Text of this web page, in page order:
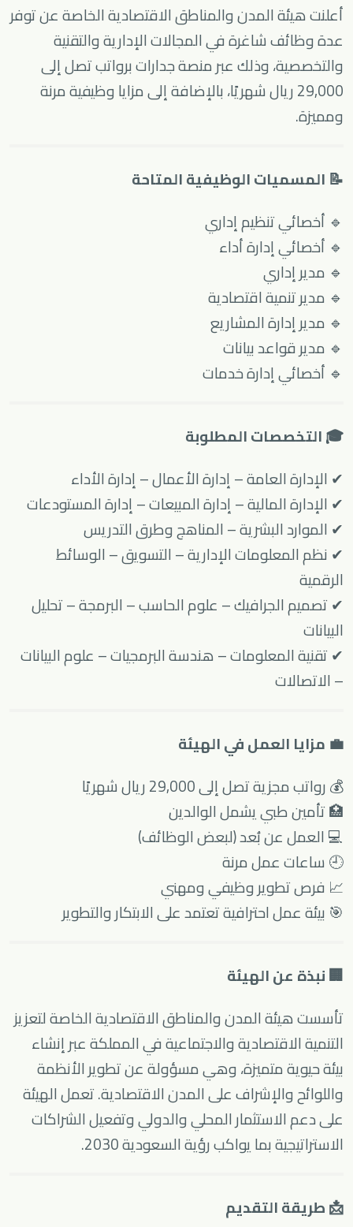
أعلنت هيئة المدن والمناطق الاقتصادية الخاصة عن توفر
عدة وظائف شاغرة في المجالات الإدارية والتقنية
والتخصصية، وذلك عبر منصة جدارات برواتب تصل إلى
29,000 ريال شهريًا، بالإضافة إلى مزايا وظيفية مرنة
ومميزة.
📝 المسميات الوظيفية المتاحة
🔹 أخصائي تنظيم إداري
🔹 أخصائي إدارة أداء
🔹 مدير إداري
🔹 مدير تنمية اقتصادية
🔹 مدير إدارة المشاريع
🔹 مدير قواعد بيانات
🔹 أخصائي إدارة خدمات
🎓 التخصصات المطلوبة
✔ الإدارة العامة – إدارة الأعمال – إدارة الأداء
✔ الإدارة المالية – إدارة المبيعات – إدارة المستودعات
✔ الموارد البشرية – المناهج وطرق التدريس
✔ نظم المعلومات الإدارية – التسويق – الوسائط
الرقمية
✔ تصميم الجرافيك – علوم الحاسب – البرمجة – تحليل
البيانات
✔ تقنية المعلومات – هندسة البرمجيات – علوم البيانات
– الاتصالات
💼 مزايا العمل في الهيئة
💰 رواتب مجزية تصل إلى 29,000 ريال شهريًا
🏥 تأمين طبي يشمل الوالدين
💻 العمل عن بُعد (لبعض الوظائف)
🕘 ساعات عمل مرنة
📈 فرص تطوير وظيفي ومهني
🎯 بيئة عمل احترافية تعتمد على الابتكار والتطوير
🏢 نبذة عن الهيئة
تأسست هيئة المدن والمناطق الاقتصادية الخاصة لتعزيز
التنمية الاقتصادية والاجتماعية في المملكة عبر إنشاء
بيئة حيوية متميزة، وهي مسؤولة عن تطوير الأنظمة
واللوائح والإشراف على المدن الاقتصادية. تعمل الهيئة
على دعم الاستثمار المحلي والدولي وتفعيل الشراكات
الاستراتيجية بما يواكب رؤية السعودية 2030.
📩 طريقة التقديم